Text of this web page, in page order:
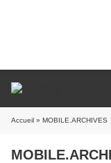
Accueil » MOBILE.ARCHIVES